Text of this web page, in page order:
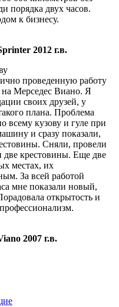
порядка двух часов.
к бизнесу.
2012 г.в.
проведенную работу
на Мерседес Виано. Я
своих друзей, у
плана. Проблема
всему кузову и гуле при
и сразу показали,
Сняли, провели
две крестовины. Еще две
местах, их
За всей работой
мне показали новый,
открытость и
2007 г.в.